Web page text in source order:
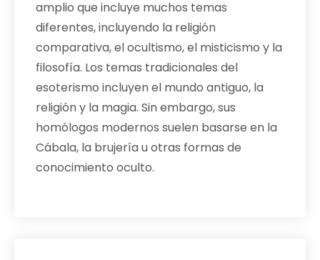
amplio que incluye muchos temas
diferentes, incluyendo la religión
comparativa, el ocultismo, el misticismo y la
filosofía. Los temas tradicionales del
esoterismo incluyen el mundo antiguo, la
religión y la magia. Sin embargo, sus
homólogos modernos suelen basarse en la
Cábala, la brujería u otras formas de
conocimiento oculto.